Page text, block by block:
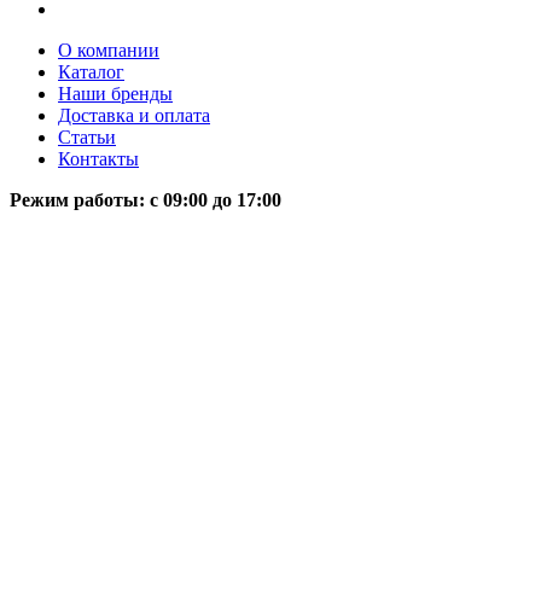
О компании
Каталог
Наши бренды
Доставка и оплата
Статьи
Контакты
Режим работы: c 09:00 до 17:00